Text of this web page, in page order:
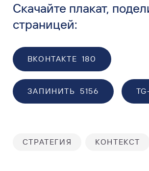
Скачайте плакат,
страницей:
ВКОНТАКТЕ 180
ЗАПИНИТЬ 5156
СТРАТЕГИЯ КОНТЕКСТ